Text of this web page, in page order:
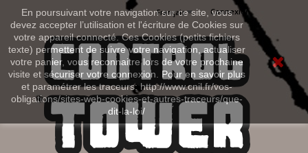
En poursuivant votre navigation sur ce site, vous
devez accepter l’utilisation et l'écriture de Cookies sur
votre appareil connecté. Ces Cookies (petits fichiers
texte) permettent de suivre votre navigation, actualiser
votre panier, vous reconnaitre lors de votre prochaine
visite et sécuriser votre connexion. Pour en savoir plus
et paramétrer les traceurs: http://www.cnil.fr/vos-
obligations/sites-web-cookies-et-autres-traceurs/que-
dit-la-loi/
Connexion
Français